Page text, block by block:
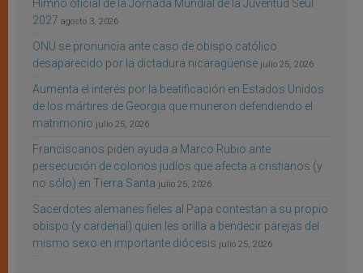
Himno oficial de la Jornada Mundial de la Juventud Seúl
2027 agosto 3, 2026
ONU se pronuncia ante caso de obispo católico
desaparecido por la dictadura nicaragüense julio 25, 2026
Aumenta el interés por la beatificación en Estados Unidos
de los mártires de Georgia que murieron defendiendo el
matrimonio julio 25, 2026
Franciscanos piden ayuda a Marco Rubio ante
persecución de colonos judíos que afecta a cristianos (y
no sólo) en Tierra Santa julio 25, 2026
Sacerdotes alemanes fieles al Papa contestan a su propio
obispo (y cardenal) quien les orilla a bendecir parejas del
mismo sexo en importante diócesis julio 25, 2026